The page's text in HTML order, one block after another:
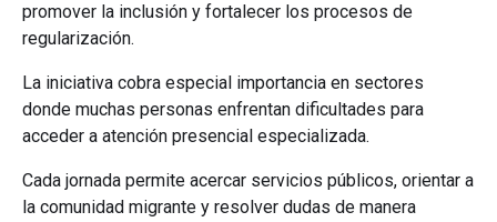
promover la inclusión y fortalecer los procesos de
regularización.
La iniciativa cobra especial importancia en sectores
donde muchas personas enfrentan dificultades para
acceder a atención presencial especializada.
Cada jornada permite acercar servicios públicos, orientar a
la comunidad migrante y resolver dudas de manera